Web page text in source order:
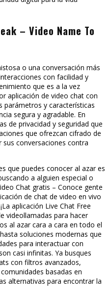
– Video Name To
o una conversación más
con facilidad y
que es a la vez
aplicación de video chat con
parámetros y características
segura y agradable. En
de privacidad y seguridad que
que ofrezcan cifrado de
conversaciones contra
que puedes conocer al azar es
a alguien especial o
Chat gratis – Conoce gente
de chat de video en vivo
aplicación Live Chat Free
videollamadas para hacer
al azar cara a cara en todo el
soluciones modernas que
para interactuar con
casi infinitas. Ya busques
con filtros avanzados,
basadas en
alternativas para encontrar la